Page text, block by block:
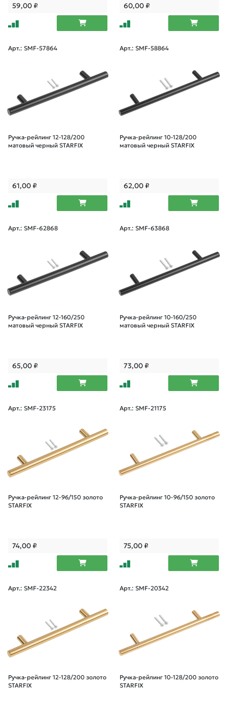
59,00₽ 60,00₽
Арт.: SMF-57864
Ручка-рейлинг 12-128/200
матовый черный STARFIX
61,00₽
Арт.: SMF-58864
Ручка-рейлинг 10-128/200
матовый черный STARFIX
62,00₽
Арт.: SMF-62868
Ручка-рейлинг 12-160/250
матовый черный STARFIX
65,00₽
Арт.: SMF-63868
Ручка-рейлинг 10-160/250
матовый черный STARFIX
73,00₽
Арт.: SMF-23175
Ручка-рейлинг 12-96/150 золото
STARFIX
74,00₽
Арт.: SMF-21175
Ручка-рейлинг 10-96/150 золото
STARFIX
75,00₽
Арт.: SMF-22342
Ручка-рейлинг 12-128/200 золото
STARFIX
Арт.: SMF-20342
Ручка-рейлинг 10-128/200 золото
STARFIX